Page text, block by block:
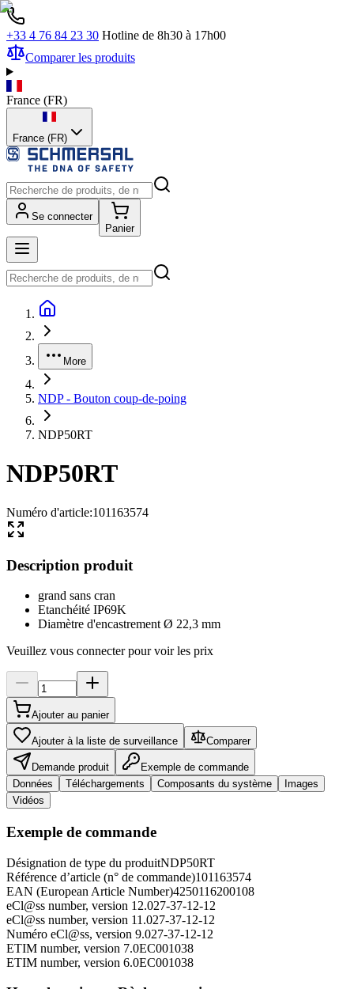
+33 4 76 84 23 30 Hotline de 8h30 à 17h00
Comparer les produits
France (FR)
France (FR)
Se connecter
Panier
More
NDP - Bouton coup-de-poing
NDP50RT
NDP50RT
Numéro d'article:101163574
Description produit
grand sans cran
Etanchéité IP69K
Diamètre d'encastrement Ø 22,3 mm
Veuillez vous connecter pour voir les prix
Ajouter au panier
Ajouter à la liste de surveillance Comparer
Demande produit
Exemple de commande
Données
Téléchargements Composants du système
Images
Vidéos
Exemple de commande
Désignation de type du produitNDP50RT
Référence d’article (n° de commande)101163574
EAN (European Article Number)4250116200108
eCl@ss number, version 12.027-37-12-12
eCl@ss number, version 11.027-37-12-12
Numéro eCl@ss, version 9.027-37-12-12
ETIM number, version 7.0EC001038
ETIM number, version 6.0EC001038